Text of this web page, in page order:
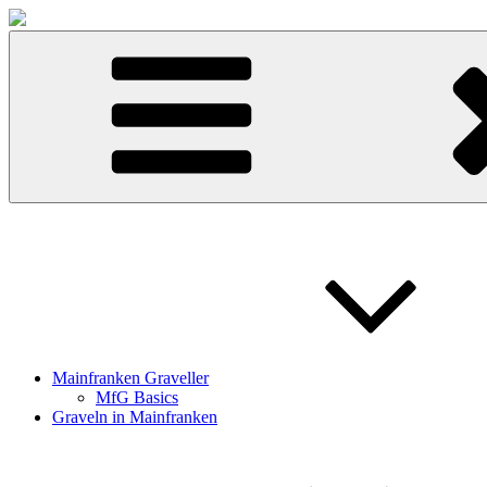
Zum
Inhalt
Mainfranken Graveller
MfG Basics
Graveln in Mainfranken